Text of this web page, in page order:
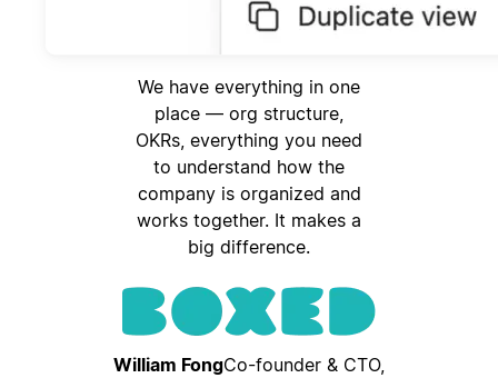
We have everything in one
place — org structure,
OKRs, everything you need
to understand how the
company is organized and
works together. It makes a
big difference.
William FongCo-founder & CTO,